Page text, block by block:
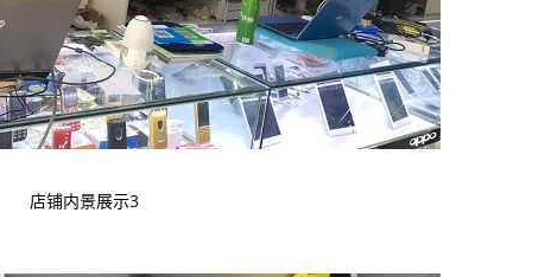
店铺内景展示3